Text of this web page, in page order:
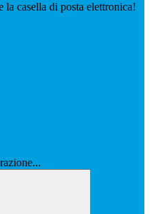
casella di posta elettronica!